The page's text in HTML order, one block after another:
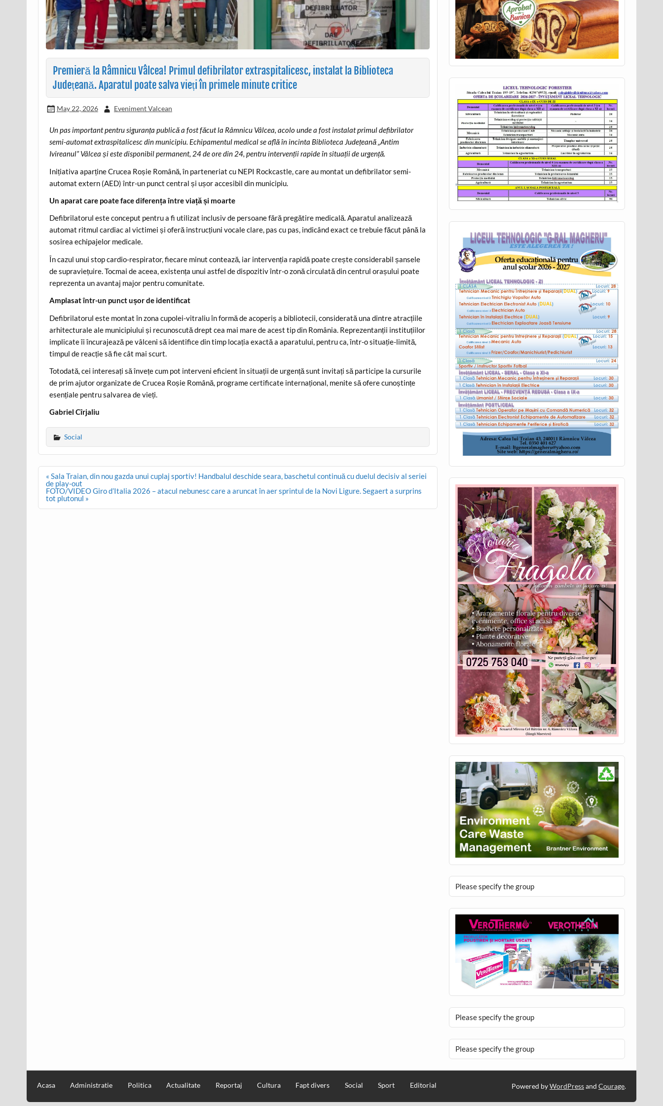
Premieră la Râmnicu Vâlcea! Primul defibrilator extraspitalicesc, instalat la Biblioteca
Județeană. Aparatul poate salva vieți în primele minute critice
May 22, 2026 Eveniment Valcean
Un pas important pentru siguranța publică a fost făcut la Râmnicu Vâlcea, acolo unde a fost instalat primul defibrilator
semi-automat extraspitalicesc din municipiu. Echipamentul medical se află în incinta Biblioteca Județeană „Antim
Ivireanul” Vâlcea și este disponibil permanent, 24 de ore din 24, pentru intervenții rapide în situații de urgență.
Inițiativa aparține Crucea Roșie Română, în parteneriat cu NEPI Rockcastle, care au montat un defibrilator semi-
automat extern (AED) într-un punct central și ușor accesibil din municipiu.
Un aparat care poate face diferența între viață și moarte
Defibrilatorul este conceput pentru a fi utilizat inclusiv de persoane fără pregătire medicală. Aparatul analizează
automat ritmul cardiac al victimei și oferă instrucțiuni vocale clare, pas cu pas, indicând exact ce trebuie făcut până la
sosirea echipajelor medicale.
În cazul unui stop cardio-respirator, fiecare minut contează, iar intervenția rapidă poate crește considerabil șansele
de supraviețuire. Tocmai de aceea, existența unui astfel de dispozitiv într-o zonă circulată din centrul orașului poate
reprezenta un avantaj major pentru comunitate.
Amplasat într-un punct ușor de identificat
Defibrilatorul este montat în zona cupolei-vitraliu în formă de acoperiș a bibliotecii, considerată una dintre atracțiile
arhitecturale ale municipiului și recunoscută drept cea mai mare de acest tip din România. Reprezentanții instituțiilor
implicate îi încurajează pe vâlceni să identifice din timp locația exactă a aparatului, pentru ca, într-o situație-limită,
timpul de reacție să fie cât mai scurt.
Totodată, cei interesați să învețe cum pot interveni eficient în situații de urgență sunt invitați să participe la cursurile
de prim ajutor organizate de Crucea Roșie Română, programe certificate internațional, menite să ofere cunoștințe
esențiale pentru salvarea de vieți.
Gabriel Cîrjaliu
Social
Post
navigation
« Sala Traian, din nou gazda unui cuplaj sportiv! Handbalul deschide seara, baschetul continuă cu duelul decisiv al seriei
de play-out
FOTO/VIDEO Giro d’Italia 2026 – atacul nebunesc care a aruncat în aer sprintul de la Novi Ligure. Segaert a surprins
tot plutonul »
Please specify the group
Please specify the group
Please specify the group
Acasa Administratie Politica Actualitate Reportaj Cultura Fapt divers Social Sport Editorial Powered byWordPressand Courage.